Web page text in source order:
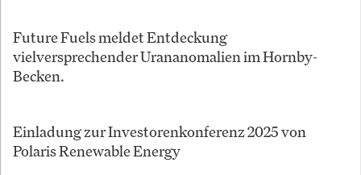
Future Fuels meldet Entdeckung
vielversprechender Urananomalien im Hornby-
Becken.
Einladung zur Investorenkonferenz 2025 von
Polaris Renewable Energy